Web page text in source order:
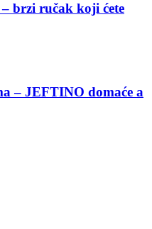
brzi ručak koji ćete
– JEFTINO domaće a